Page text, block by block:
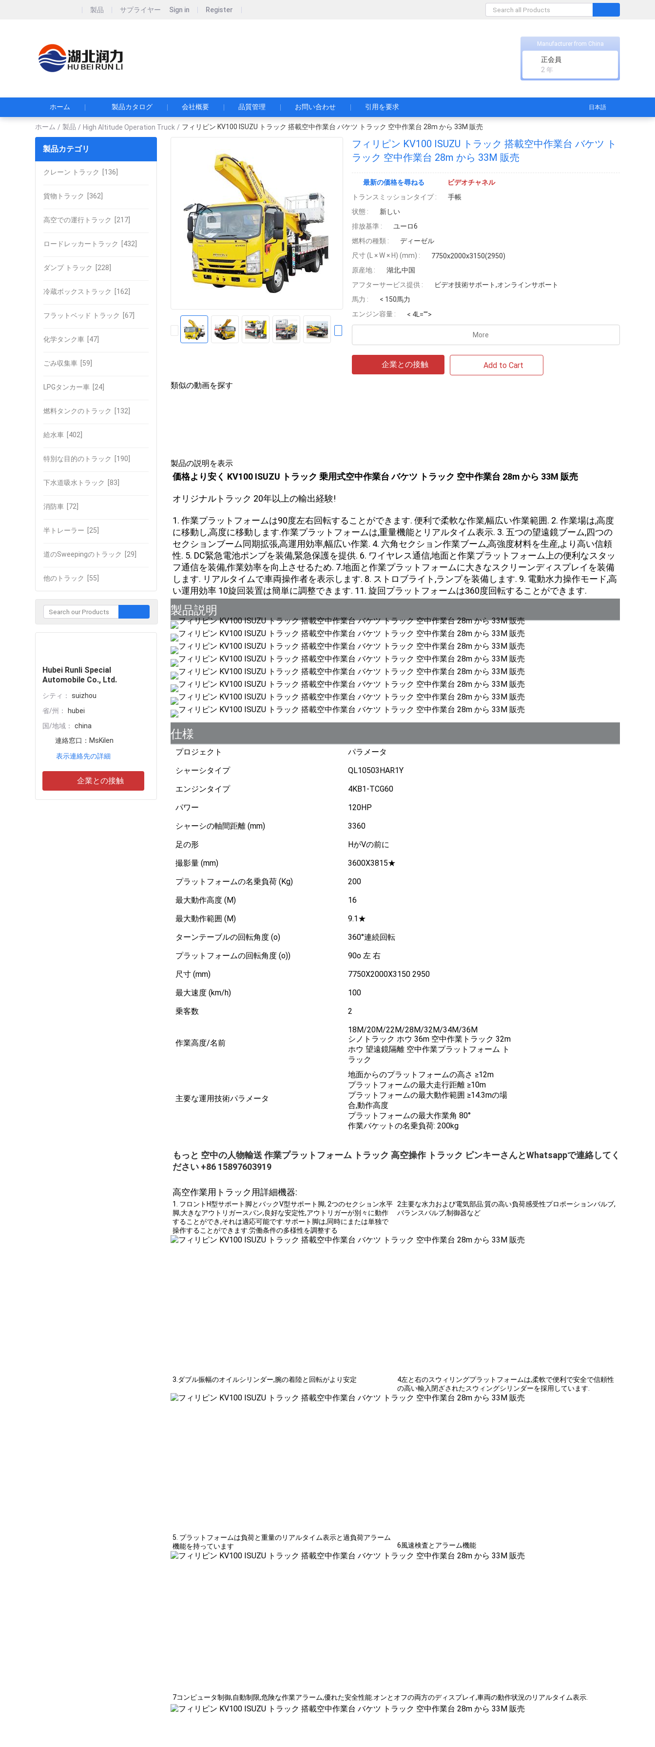
製品 サプライヤー Sign in Register
Manufacturer from China
正会員
2 年
ホーム 製品カタログ 会社概要 品質管理 お問い合わせ 引用を要求 日本語
ホーム / 製品 / High Altitude Operation Truck / フィリピン KV100 ISUZU トラック 搭載空中作業台 バケツ トラック 空中作業台 28m から 33M 販売
製品カテゴリ
クレーン トラック [136]
貨物トラック [362]
高空での運行トラック [217]
ロードレッカートラック [432]
ダンプ トラック [228]
冷蔵ボックストラック [162]
フラットベッド トラック [67]
化学タンク車 [47]
ごみ収集車 [59]
LPGタンカー車 [24]
燃料タンクのトラック [132]
給水車 [402]
特別な目的のトラック [190]
下水道吸水トラック [83]
消防車 [72]
半トレーラー [25]
道のSweepingのトラック [29]
他のトラック [55]
Hubei Runli Special
Automobile Co., Ltd.
シティ：
suizhou
省/州：
hubei
国/地域：
china
連絡窓口： MsKilen
表示連絡先の詳細
企業との接触
フィリピン KV100 ISUZU トラック 搭載空中作業台 バケツ ト
ラック 空中作業台 28m から 33M 販売
最新の価格を尋ねる
ビデオチャネル
トランスミッションタイプ :
手帳
状態 :
新しい
排放基準 :
ユーロ6
燃料の種類 :
ディーゼル
尺寸 (L × W × H) (mm) :
7750x2000x3150(2950)
原産地 :
湖北,中国
アフターサービス提供 :
ビデオ技術サポート,オンラインサポート
馬力 :
< 150馬力
エンジン容量 :
< 4L="">
More
企業との接触 Add to Cart
類似の動画を探す
製品の説明を表示
価格より安く KV100 ISUZU トラック 乗用式空中作業台 バケツ トラック 空中作業台 28m から 33M 販売
オリジナルトラック 20年以上の輸出経験!
1. 作業プラットフォームは90度左右回転することができます. 便利で柔軟な作業,幅広い作業範囲. 2. 作業場は,高度
に移動し,高度に移動します.作業プラットフォームは,重量機能とリアルタイム表示. 3. 五つの望遠鏡ブーム,四つの
セクションブーム同期拡張,高運用効率,幅広い作業. 4. 六角セクション作業ブーム,高強度材料を生産,より高い信頼
性. 5. DC緊急電池ポンプを装備,緊急保護を提供. 6. ワイヤレス通信,地面と作業プラットフォーム上の便利なスタッ
フ通信を装備,作業効率を向上させるため. 7.地面と作業プラットフォームに大きなスクリーンディスプレイを装備
します. リアルタイムで車両操作者を表示します. 8. ストロブライト,ランプを装備します. 9. 電動水力操作モード,高
い運用効率 10旋回装置は簡単に調整できます. 11. 旋回プラットフォームは360度回転することができます.
製品説明
仕様
プロジェクト
パラメータ
シャーシタイプ
QL10503HAR1Y
エンジンタイプ
4KB1-TCG60
パワー
120HP
シャーシの軸間距離 (mm)
3360
足の形
HがVの前に
撮影量 (mm)
3600X3815★
プラットフォームの名乗負荷 (Kg)
200
最大動作高度 (M)
16
最大動作範囲 (M)
9.1★
ターンテーブルの回転角度 (o)
360°連続回転
プラットフォームの回転角度 (o))
90o 左 右
尺寸 (mm)
7750X2000X3150 2950
最大速度 (km/h)
100
乗客数
2
作業高度/名前
18M/20M/22M/28M/32M/34M/36M
シノトラック ホウ 36m 空中作業トラック 32m
ホウ 望遠鏡隔離 空中作業プラットフォーム ト
ラック
主要な運用技術パラメータ
地面からのプラットフォームの高さ ≥12m
プラットフォームの最大走行距離 ≥10m
プラットフォームの最大動作範囲 ≥14.3mの場
合,動作高度
プラットフォームの最大作業角 80°
作業バケットの名乗負荷: 200kg
もっと 空中の人物輸送 作業プラットフォーム トラック 高空操作 トラック ピンキーさんとWhatsappで連絡してく
ださい +86 15897603919
高空作業用トラック用詳細機器:
1. フロントH型サポート脚とバックV型サポート脚, 2つのセクション水平
脚,大きなアウトリガースパン,良好な安定性,アウトリガーが別々に動作
することができ,それは適応可能です.サポート脚は,同時にまたは単独で
操作することができます.労働条件の多様性を調整する
2主要な水力および電気部品:質の高い負荷感受性プロポーションバルブ,
バランスバルブ,制御器など
3.ダブル振幅のオイルシリンダー,腕の着陸と回転がより安定
4左と右のスウィリングプラットフォームは,柔軟で便利で安全で信頼性
の高い輸入閉ざされたスウィングシリンダーを採用しています.
5. プラットフォームは負荷と重量のリアルタイム表示と過負荷アラーム
機能を持っています
6風速検査とアラーム機能
7コンピュータ制御,自動制限,危険な作業アラーム,優れた安全性能.オンとオフの両方のディスプレイ,車両の動作状況のリアルタイム表示.